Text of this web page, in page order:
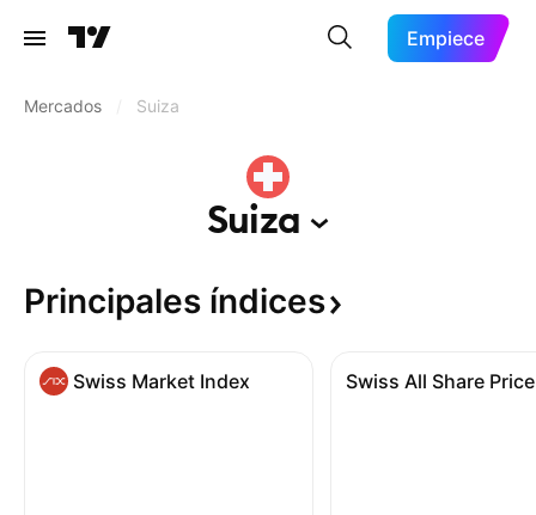
Empiece
Mercados Suiza
Suiza
Principales índices
Swiss Market Index Swiss All Share